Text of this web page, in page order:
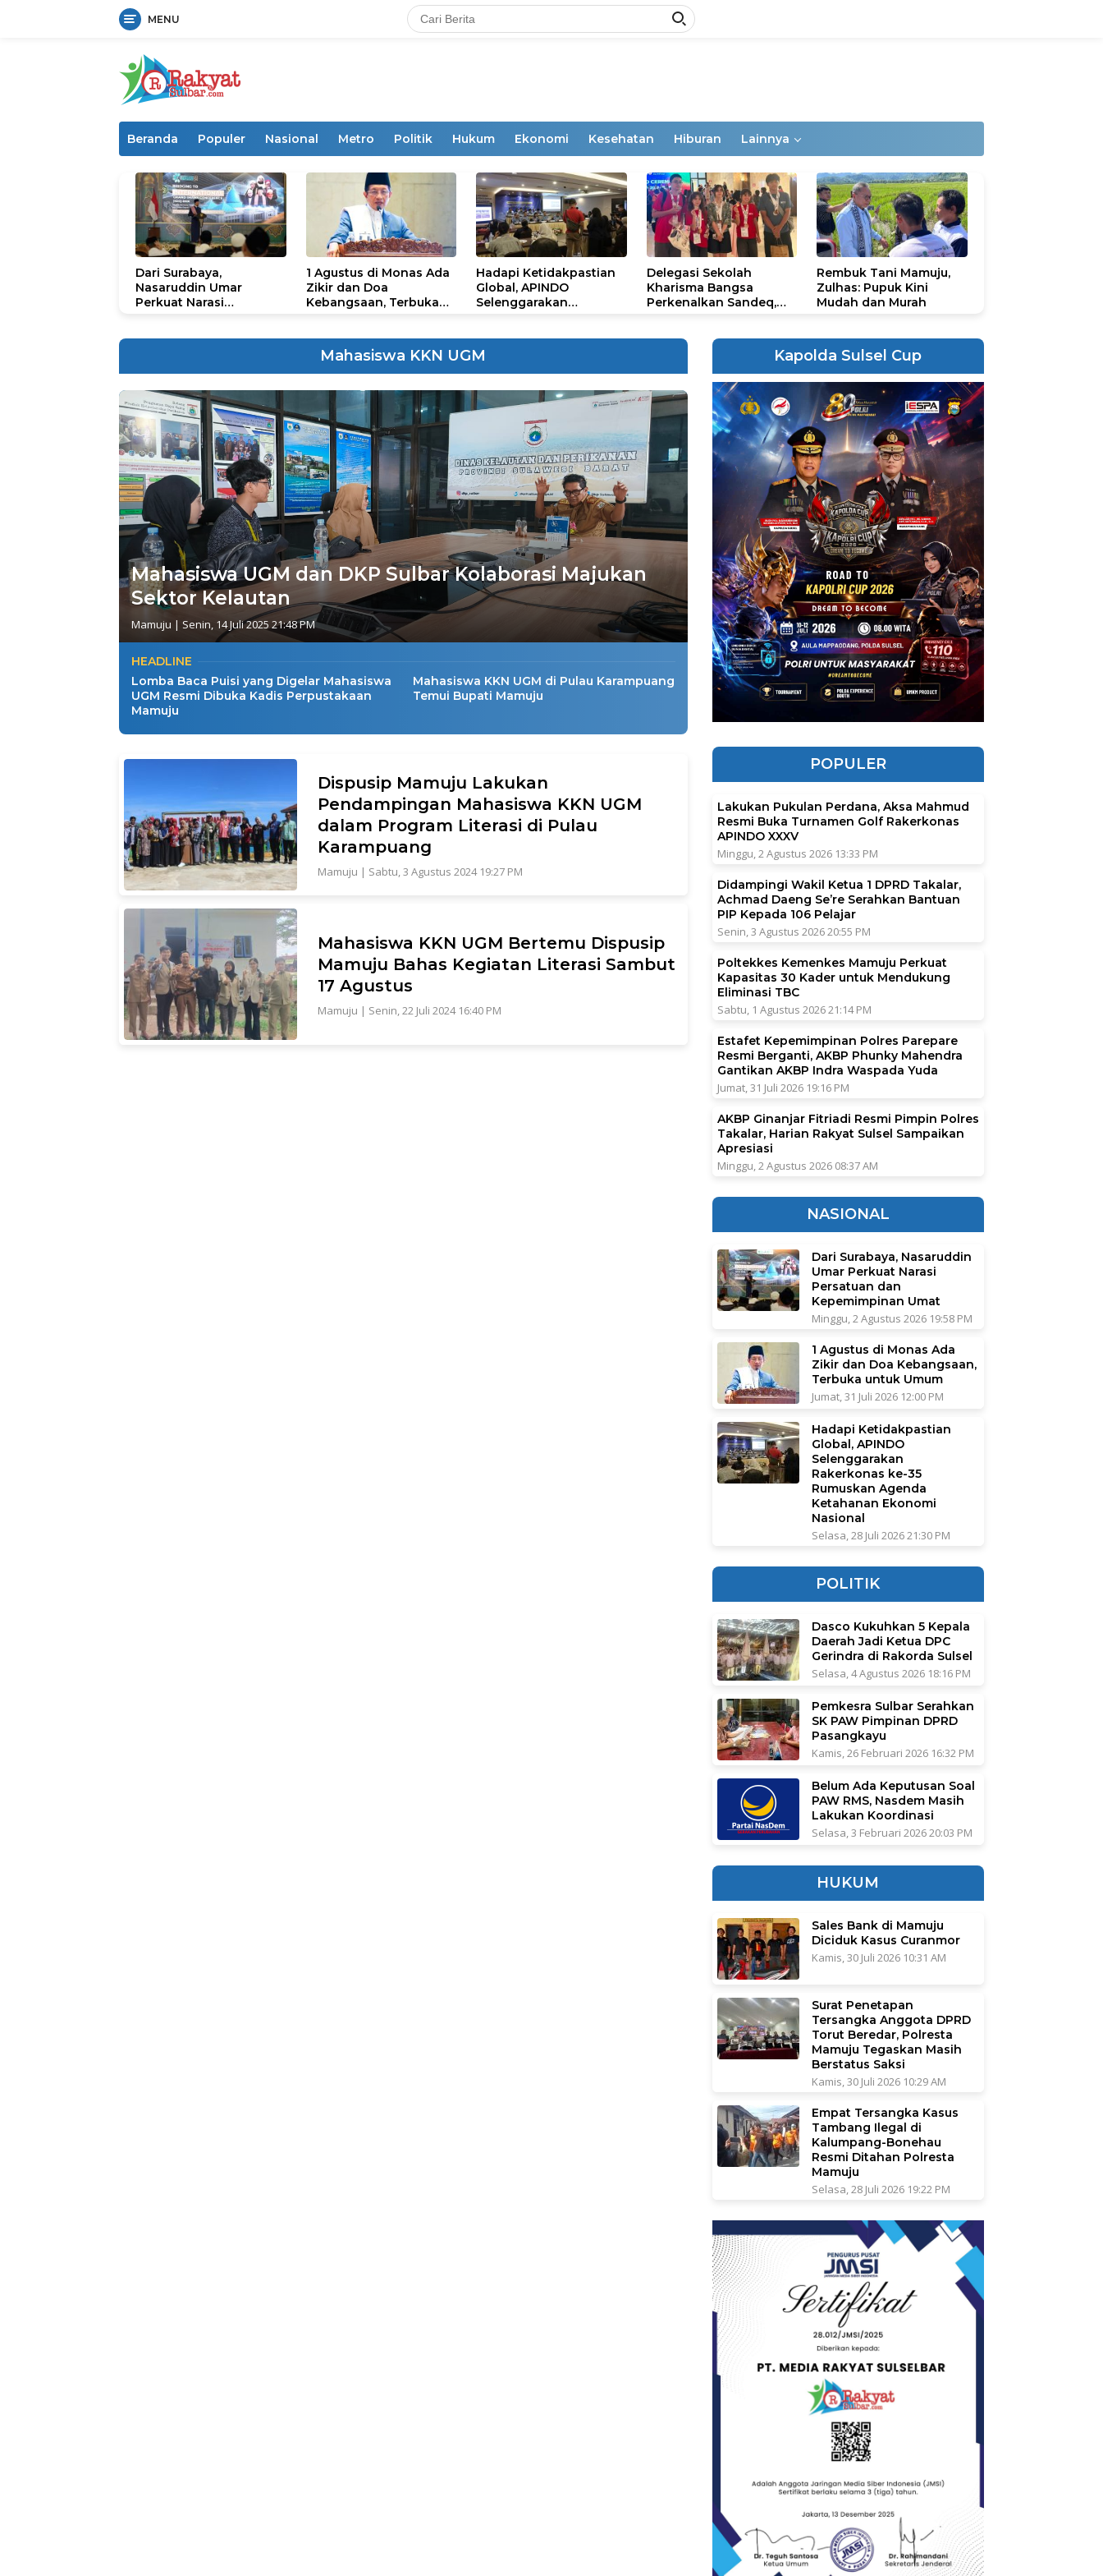
MENU
Beranda Populer Nasional Metro Politik Hukum Ekonomi Kesehatan Hiburan Lainnya
Dari Surabaya,
Nasaruddin Umar
Perkuat Narasi
1 Agustus di Monas Ada
Zikir dan Doa
Kebangsaan, Terbuka
Hadapi Ketidakpastian
Global, APINDO
Selenggarakan
Ketahanan Ekonomi
Nasional
Delegasi Sekolah
Kharisma Bangsa
Perkenalkan Sandeq,
STEAM Olympiad 2026
Rembuk Tani Mamuju,
Zulhas: Pupuk Kini
Mudah dan Murah
Mahasiswa KKN UGM
Mahasiswa UGM dan DKP Sulbar Kolaborasi Majukan
Sektor Kelautan
Mamuju | Senin, 14 Juli 2025 21:48 PM
HEADLINE
Lomba Baca Puisi yang Digelar Mahasiswa
UGM Resmi Dibuka Kadis Perpustakaan
Mamuju
Mahasiswa KKN UGM di Pulau Karampuang
Temui Bupati Mamuju
Dispusip Mamuju Lakukan
Pendampingan Mahasiswa KKN UGM
dalam Program Literasi di Pulau
Karampuang
Mamuju | Sabtu, 3 Agustus 2024 19:27 PM
Mahasiswa KKN UGM Bertemu Dispusip
Mamuju Bahas Kegiatan Literasi Sambut
17 Agustus
Mamuju | Senin, 22 Juli 2024 16:40 PM
Kapolda Sulsel Cup
POPULER
Lakukan Pukulan Perdana, Aksa Mahmud
Resmi Buka Turnamen Golf Rakerkonas
APINDO XXXV
Minggu, 2 Agustus 2026 13:33 PM
Didampingi Wakil Ketua 1 DPRD Takalar,
Achmad Daeng Se’re Serahkan Bantuan
PIP Kepada 106 Pelajar
Senin, 3 Agustus 2026 20:55 PM
Poltekkes Kemenkes Mamuju Perkuat
Kapasitas 30 Kader untuk Mendukung
Eliminasi TBC
Sabtu, 1 Agustus 2026 21:14 PM
Estafet Kepemimpinan Polres Parepare
Resmi Berganti, AKBP Phunky Mahendra
Gantikan AKBP Indra Waspada Yuda
Jumat, 31 Juli 2026 19:16 PM
AKBP Ginanjar Fitriadi Resmi Pimpin Polres
Takalar, Harian Rakyat Sulsel Sampaikan
Apresiasi
Minggu, 2 Agustus 2026 08:37 AM
NASIONAL
Dari Surabaya, Nasaruddin
Umar Perkuat Narasi
Persatuan dan
Kepemimpinan Umat
Minggu, 2 Agustus 2026 19:58 PM
1 Agustus di Monas Ada
Zikir dan Doa Kebangsaan,
Terbuka untuk Umum
Jumat, 31 Juli 2026 12:00 PM
Hadapi Ketidakpastian
Global, APINDO
Selenggarakan
Rakerkonas ke-35
Rumuskan Agenda
Ketahanan Ekonomi
Nasional
Selasa, 28 Juli 2026 21:30 PM
POLITIK
Dasco Kukuhkan 5 Kepala
Daerah Jadi Ketua DPC
Gerindra di Rakorda Sulsel
Selasa, 4 Agustus 2026 18:16 PM
Pemkesra Sulbar Serahkan
SK PAW Pimpinan DPRD
Pasangkayu
Kamis, 26 Februari 2026 16:32 PM
Belum Ada Keputusan Soal
PAW RMS, Nasdem Masih
Lakukan Koordinasi
Selasa, 3 Februari 2026 20:03 PM
HUKUM
Sales Bank di Mamuju
Diciduk Kasus Curanmor
Kamis, 30 Juli 2026 10:31 AM
Surat Penetapan
Tersangka Anggota DPRD
Torut Beredar, Polresta
Mamuju Tegaskan Masih
Berstatus Saksi
Kamis, 30 Juli 2026 10:29 AM
Empat Tersangka Kasus
Tambang Ilegal di
Kalumpang-Bonehau
Resmi Ditahan Polresta
Mamuju
Selasa, 28 Juli 2026 19:22 PM